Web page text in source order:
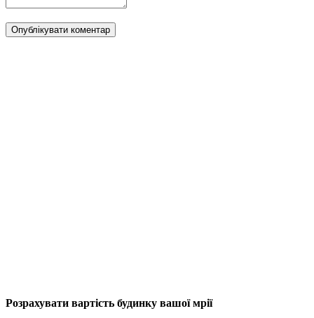
Опублікувати коментар
Розрахувати вартість будинку вашої мрії